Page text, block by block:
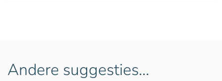
Andere suggesties…